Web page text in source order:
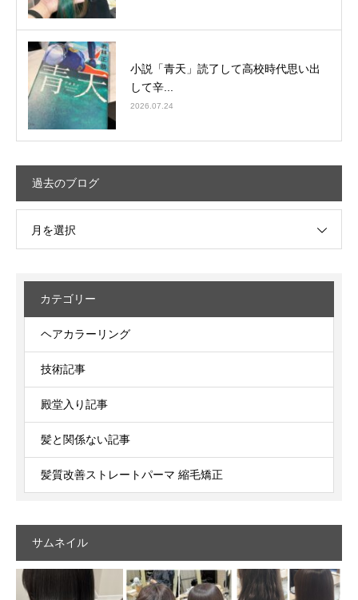
小説「青天」読了して高校時代思い出
して辛...
2026.07.24
過去のブログ
月を選択
カテゴリー
ヘアカラーリング
技術記事
殿堂入り記事
髪と関係ない記事
髪質改善ストレートパーマ 縮毛矯正
サムネイル